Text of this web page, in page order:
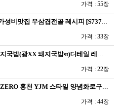
가격 : 55장
성비맛집 우삼겹전골 레시피 [S73724]
가격 : 33장
밥(광XX 돼지국밥st)디테일 레시피 [S735…
가격 : 22장
홍천 YJM 스타일 양념화로구이 삼겹 …
가격 : 44장